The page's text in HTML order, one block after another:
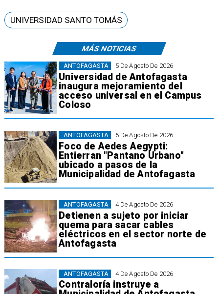
MÁS NOTICIAS
5 De Agosto De 2026
Universidad de Antofagasta
inaugura mejoramiento del
acceso universal en el Campus
Coloso
ANTOFAGASTA
5 De Agosto De 2026
Foco de Aedes Aegypti:
Entierran "Pantano Urbano"
ubicado a pasos de la
Municipalidad de Antofagasta
ANTOFAGASTA
4 De Agosto De 2026
Detienen a sujeto por iniciar
quema para sacar cables
eléctricos en el sector norte de
Antofagasta
ANTOFAGASTA
4 De Agosto De 2026
Contraloría instruye a
ANTOFAGASTA
UNIVERSIDAD SANTO TOMÁS